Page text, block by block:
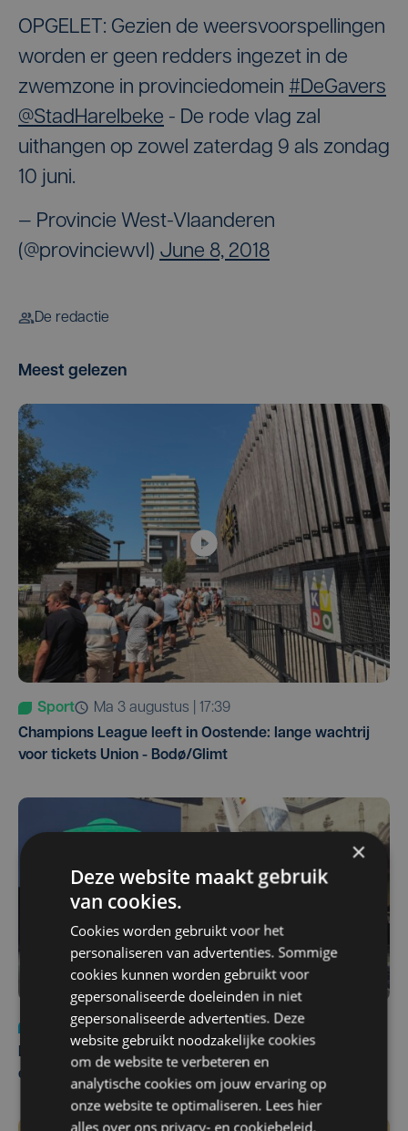
OPGELET: Gezien de weersvoorspellingen
worden er geen redders ingezet in de
zwemzone in provinciedomein #DeGavers
@StadHarelbeke - De rode vlag zal
uithangen op zowel zaterdag 9 als zondag
10 juni.
— Provincie West-Vlaanderen
(@provinciewvl) June 8, 2018
De redactie
Meest gelezen
Sport
ma 3 augustus | 17:39
Champions League leeft in Oostende: lange wachtrij
voor tickets Union - Bodø/Glimt
Nieuws
za 1 augustus | 22:36
Belgisch Solar Team met West-Vlamingen wint voor
eerst in VS
×
Deze website maakt gebruik
van cookies.
Cookies worden gebruikt voor het
personaliseren van advertenties. Sommige
cookies kunnen worden gebruikt voor
gepersonaliseerde doeleinden in niet
gepersonaliseerde advertenties. Deze
website gebruikt noodzakelijke cookies
om de website te verbeteren en
analytische cookies om jouw ervaring op
onze website te optimaliseren. Lees hier
alles over ons privacy- en cookiebeleid.